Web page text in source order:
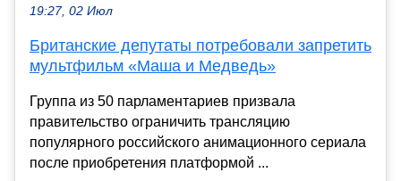
19:27, 02 Июл
Британские депутаты потребовали запретить
мультфильм «Маша и Медведь»
Группа из 50 парламентариев призвала
правительство ограничить трансляцию
популярного российского анимационного сериала
после приобретения платформой ...